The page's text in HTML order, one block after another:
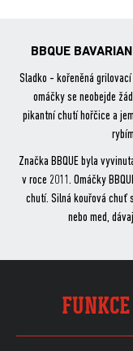
BBQUE
Sladko - kořeněná
omáčky se neobejde
pikantní chutí hořčice a
Značka BBQUE byla
v roce 2011. Omáčky
chutí. Silná kouřová chuť
nebo med,
FUNKCE